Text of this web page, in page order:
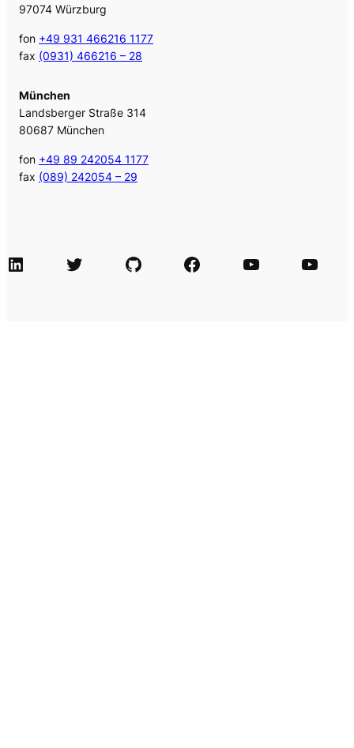
97074 Würzburg
fon +49 931 466216 1177
fax (0931) 466216 – 28
München
Landsberger Straße 314
80687 München
fon +49 89 242054 1177
fax (089) 242054 – 29
LinkedIn Twitter GitHub Facebook Agile Videos Tech-Videos